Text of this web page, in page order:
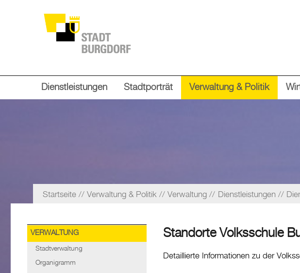
Dienstleistungen Stadtporträt Verwaltung & Politik
Startseite Verwaltung & Politik Verwaltung Dienstleistungen
VERWALTUNG
Stadtverwaltung
Organigramm
Standorte Volksschule
Detaillierte Informationen zu der